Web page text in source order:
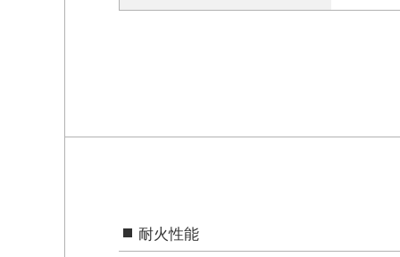
耐火性能